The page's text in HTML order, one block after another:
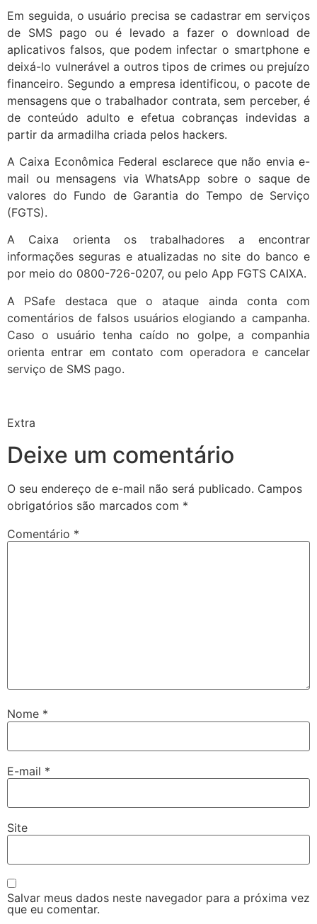
Em seguida, o usuário precisa se cadastrar em serviços
de SMS pago ou é levado a fazer o download de
aplicativos falsos, que podem infectar o smartphone e
deixá-lo vulnerável a outros tipos de crimes ou prejuízo
financeiro. Segundo a empresa identificou, o pacote de
mensagens que o trabalhador contrata, sem perceber, é
de conteúdo adulto e efetua cobranças indevidas a
partir da armadilha criada pelos hackers.
A Caixa Econômica Federal esclarece que não envia e-
mail ou mensagens via WhatsApp sobre o saque de
valores do Fundo de Garantia do Tempo de Serviço
(FGTS).
A Caixa orienta os trabalhadores a encontrar
informações seguras e atualizadas no site do banco e
por meio do 0800-726-0207, ou pelo App FGTS CAIXA.
A PSafe destaca que o ataque ainda conta com
comentários de falsos usuários elogiando a campanha.
Caso o usuário tenha caído no golpe, a companhia
orienta entrar em contato com operadora e cancelar
serviço de SMS pago.
Extra
Deixe um comentário
O seu endereço de e-mail não será publicado. Campos
obrigatórios são marcados com *
Comentário *
Nome *
E-mail *
Site
Salvar meus dados neste navegador para a próxima vez
que eu comentar.